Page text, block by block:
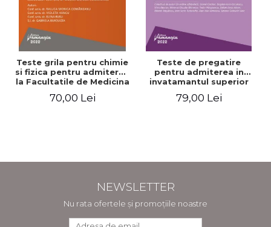
Teste grila pentru chimie
si fizica pentru admiterea
la Facultatile de Medicina
si Medicina Dentara.
Editia a II-a - Raluca
70,00 Lei
Teste de pregatire
pentru admiterea in
invatamantul superior
medical. Editia a V-a -
Daniel Cochior, Minerva
79,00 Lei
NEWSLETTER
Nu rata ofertele și promoțiile noastre